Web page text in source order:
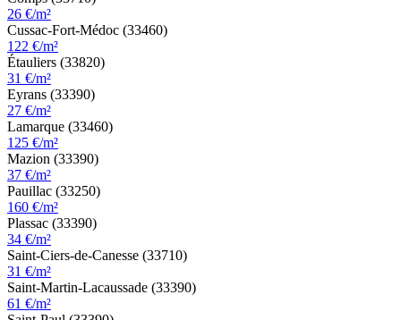
26 €/m²
Cussac-Fort-Médoc (33460)
122 €/m²
Étauliers (33820)
31 €/m²
Eyrans (33390)
27 €/m²
Lamarque (33460)
125 €/m²
Mazion (33390)
37 €/m²
Pauillac (33250)
160 €/m²
Plassac (33390)
34 €/m²
Saint-Ciers-de-Canesse (33710)
31 €/m²
Saint-Martin-Lacaussade (33390)
61 €/m²